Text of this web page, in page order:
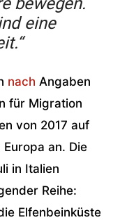
eine
nach Angaben
für Migration
von 2017 auf
an. Die
in Italien
Reihe:
Elfenbeinküste